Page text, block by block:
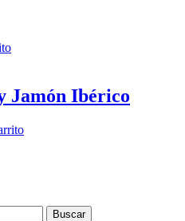
Jamón Ibérico
Buscar